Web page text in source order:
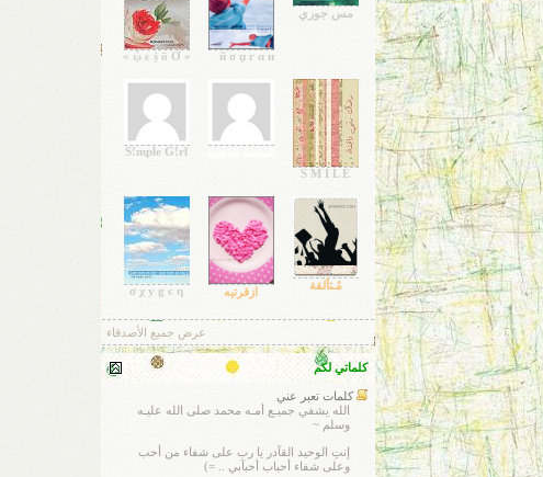
مس جوري
й σ џ г α н
« ᾧ ϵ ṩ ō Ờ »
S M I L E
S!mple G!rl
مُـتألقة
ازقرتيه σ χ у g є η
عرض جميع الأصدقاء
كلماتي لكم
كلمات تعبر عني
الله يشفي جميـع أمـه محمد صلى الله عليـه
وسلم ~
إنتِ الوحيد القآدر يا رب على شفاء من أحب
وعلى شفاء أحباب أحبآبي .. =)